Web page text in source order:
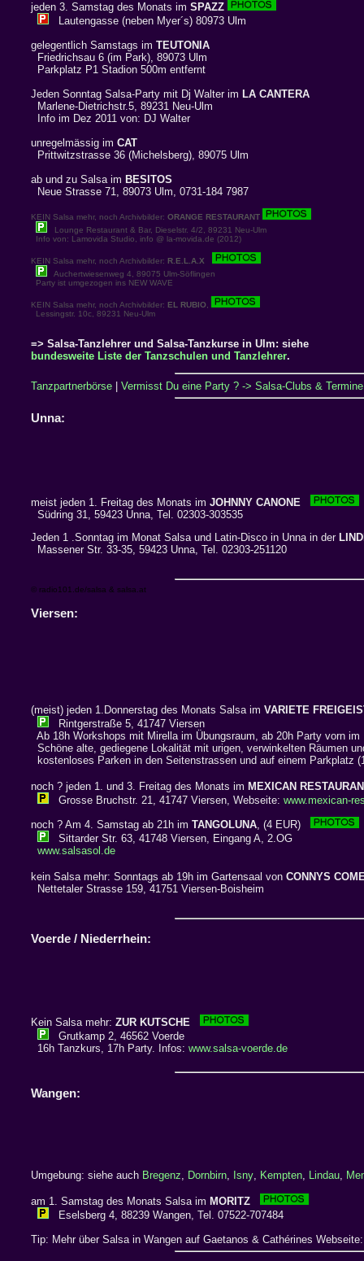
jeden 3. Samstag des Monats im SPAZZ
Lautengasse (neben Myer´s) 80973 Ulm
gelegentlich Samstags im TEUTONIA
Friedrichsau 6 (im Park), 89073 Ulm
Parkplatz P1 Stadion 500m entfernt
Jeden Sonntag Salsa-Party mit Dj Walter im LA CANTERA
Marlene-Dietrichstr.5, 89231 Neu-Ulm
Info im Dez 2011 von: DJ Walter
unregelmässig im CAT
Prittwitzstrasse 36 (Michelsberg), 89075 Ulm
ab und zu Salsa im BESITOS
Neue Strasse 71, 89073 Ulm, 0731-184 7987
KEIN Salsa mehr, noch Archivbilder: ORANGE RESTAURANT
Lounge Restaurant & Bar, Dieselstr. 4/2, 89231 Neu-Ulm
Info von: Lamovida Studio, info @ la-movida.de (2012)
KEIN Salsa mehr, noch Archivbilder: R.E.L.A.X
Auchertwiesenweg 4, 89075 Ulm-Söflingen
Party ist umgezogen ins NEW WAVE
KEIN Salsa mehr, noch Archivbilder: EL RUBIO,
Lessingstr. 10c, 89231 Neu-Ulm
=> Salsa-Tanzlehrer und Salsa-Tanzkurse in Ulm: siehe
bundesweite Liste der Tanzschulen und Tanzlehrer.
Tanzpartnerbörse | Vermisst Du eine Party ? -> Salsa-Clubs &
Unna:
meist jeden 1. Freitag des Monats im JOHNNY CANONE
Südring 31, 59423 Unna, Tel. 02303-303535
Jeden 1 .Sonntag im Monat Salsa und Latin-Disco in Unna in der
Massener Str. 33-35, 59423 Unna, Tel. 02303-251120
© radio101.de/salsa & salsa.at
Viersen:
(meist) jeden 1.Donnerstag des Monats Salsa im VARIETE
Rintgerstraße 5, 41747 Viersen
Ab 18h Workshops mit Mirella im Übungsraum, ab 20h Party vorn im
Schöne alte, gediegene Lokalität mit urigen, verwinkelten Räumen
kostenloses Parken in den Seitenstrassen und auf einem Parkplatz
noch ? jeden 1. und 3. Freitag des Monats im MEXICAN
Grosse Bruchstr. 21, 41747 Viersen, Webseite: www.mexican-
noch ? Am 4. Samstag ab 21h im TANGOLUNA , (4 EUR)
Sittarder Str. 63, 41748 Viersen, Eingang A, 2.OG
www.salsasol.de
kein Salsa mehr: Sonntags ab 19h im Gartensaal von CONNYS
Nettetaler Strasse 159, 41751 Viersen-Boisheim
Voerde / Niederrhein:
Kein Salsa mehr: ZUR KUTSCHE
Grutkamp 2, 46562 Voerde
16h Tanzkurs, 17h Party. Infos: www.salsa-voerde.de
Wangen:
Umgebung: siehe auch Bregenz Dornbirn Isny Kempten Lindau
am 1. Samstag des Monats Salsa im MORITZ
Eselsberg 4, 88239 Wangen, Tel. 07522-707484
Tip: Mehr über Salsa in Wangen auf Gaetanos & Cathérines